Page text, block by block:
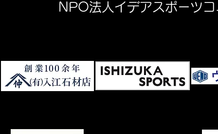
NPO法人イデアスポーツ